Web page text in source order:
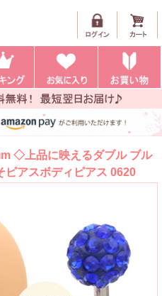
◇上品に映えるダブル ブル
ピアスボディピアス 0620